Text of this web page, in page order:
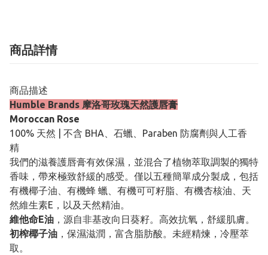
商品詳情
商品描述
Humble Brands 摩洛哥玫瑰天然護唇膏
Moroccan Rose
100% 天然 | 不含 BHA、石蠟、Paraben 防腐劑與人工香
精
我們的滋養護唇膏有效保濕，並混合了植物萃取調製的獨特
香味，帶來極致舒緩的感受。僅以五種簡單成分製成，包括
有機椰子油、有機蜂 蠟、有機可可籽脂、有機杏核油、天
然維生素E，以及天然精油。
維他命E油 ，源自非基改向日葵籽。高效抗氧，舒緩肌膚。
初榨椰子油 ，保濕滋潤，富含脂肪酸。未經精煉，冷壓萃
取。